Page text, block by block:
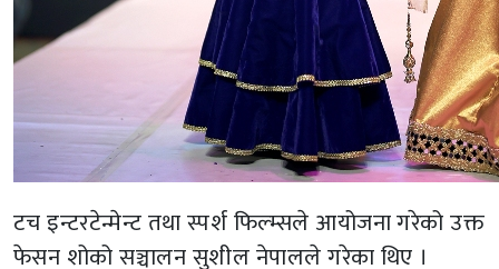
टच इन्टरटेन्मेन्ट तथा स्पर्श फिल्म्सले आयोजना गरेको उक्त
फेसन शोको सञ्चालन सुशील नेपालले गरेका थिए ।